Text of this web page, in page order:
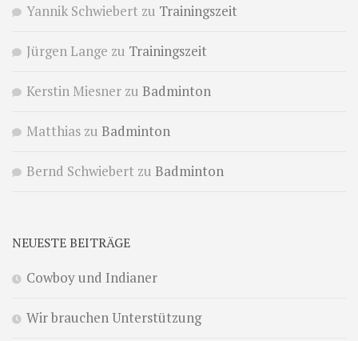
Yannik Schwiebert zu Trainingszeit
Jürgen Lange zu Trainingszeit
Kerstin Miesner zu Badminton
Matthias zu Badminton
Bernd Schwiebert zu Badminton
NEUESTE BEITRÄGE
Cowboy und Indianer
Wir brauchen Unterstützung